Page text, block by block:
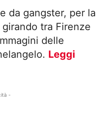
da gangster, per la
tra Firenze
delle
Leggi
-